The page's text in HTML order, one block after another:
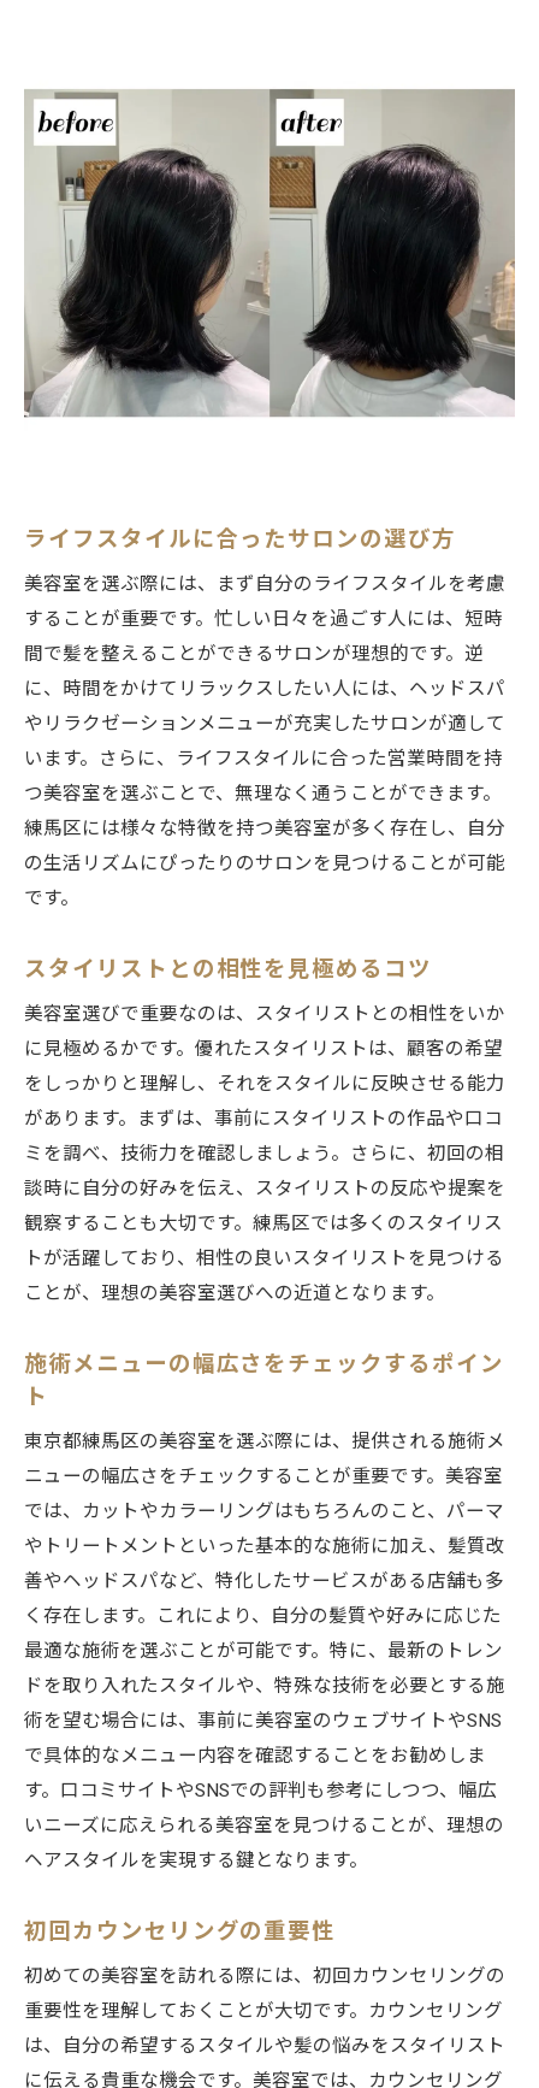
髪質に合った施術の選び方
最新トレンドを取り入れる美容室
スタイリストの作品集を確認する重要性
カット技術とカラー技術を見極める方法
スタイリングのアドバイスが得られるサロ
練馬区でアクセスに優れた美容室を選ぶメリッ
ト
通いやすい立地のサロンを見つける方法
周辺環境も考慮したサロン選び
技術力を見極めるポイント
コンテスト受賞歴をチェックする方法
教育制度が整ったサロンを選ぶ理由
ベテランスタイリストの見つけ方
技術講習を常に受けているサロンの特徴
ツ
予約の取り方で待ち時間を減らす方法
スピーディーな施術が可能なサロンの探し
方
初めての来店でも迅速な施術を受けるコツ
忙しい人に最適な時短メニューの選び方
ピーク時間を避けるための予約戦略
口コミ評価で安心できる練馬区の美容室選び
口コミの真偽を見極めるポイント
リピーターが多いサロンを選ぶ理由
口コミを活用した賢いサロン選び
ポジティブな体験談を探す方法
ライフスタイルに合った練馬区の美容室の選び
方
生活リズムに合わせた美容室選びの重要性
朝型・夜型に合ったサロンの選び方
サロンの営業時間をチェックするメリット
子育て中の方におすすめのサロン
スポーツをする人に最適なサロンの選び方
ライフスタイルの変化に対応できるサロン
テップ
自分の希望をリストにする重要性
候補サロンのリサーチ方法
実際に訪問して確認すべきポイント
友人や知人からの紹介を活用する方法
ライフスタイルに合ったサロンの選び方
美容室を選ぶ際には、まず自分のライフスタイルを考慮
することが重要です。忙しい日々を過ごす人には、短時
間で髪を整えることができるサロンが理想的です。逆
に、時間をかけてリラックスしたい人には、ヘッドスパ
やリラクゼーションメニューが充実したサロンが適して
います。さらに、ライフスタイルに合った営業時間を持
つ美容室を選ぶことで、無理なく通うことができます。
練馬区には様々な特徴を持つ美容室が多く存在し、自分
の生活リズムにぴったりのサロンを見つけることが可能
です。
スタイリストとの相性を見極めるコツ
美容室選びで重要なのは、スタイリストとの相性をいか
に見極めるかです。優れたスタイリストは、顧客の希望
をしっかりと理解し、それをスタイルに反映させる能力
があります。まずは、事前にスタイリストの作品や口コ
ミを調べ、技術力を確認しましょう。さらに、初回の相
談時に自分の好みを伝え、スタイリストの反応や提案を
観察することも大切です。練馬区では多くのスタイリス
トが活躍しており、相性の良いスタイリストを見つける
ことが、理想の美容室選びへの近道となります。
施術メニューの幅広さをチェックするポイン
ト
東京都練馬区の美容室を選ぶ際には、提供される施術メ
ニューの幅広さをチェックすることが重要です。美容室
では、カットやカラーリングはもちろんのこと、パーマ
やトリートメントといった基本的な施術に加え、髪質改
善やヘッドスパなど、特化したサービスがある店舗も多
く存在します。これにより、自分の髪質や好みに応じた
最適な施術を選ぶことが可能です。特に、最新のトレン
ドを取り入れたスタイルや、特殊な技術を必要とする施
術を望む場合には、事前に美容室のウェブサイトやSNS
で具体的なメニュー内容を確認することをお勧めしま
す。口コミサイトやSNSでの評判も参考にしつつ、幅広
いニーズに応えられる美容室を見つけることが、理想の
ヘアスタイルを実現する鍵となります。
初回カウンセリングの重要性
初めての美容室を訪れる際には、初回カウンセリングの
重要性を理解しておくことが大切です。カウンセリング
は、自分の希望するスタイルや髪の悩みをスタイリスト
に伝える貴重な機会です。美容室では、カウンセリング